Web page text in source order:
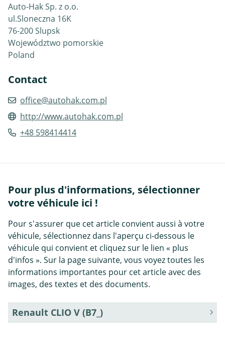
Auto-Hak Sp. z o.o.
ul.Sloneczna 16K
76-200 Slupsk
Województwo pomorskie
Poland
Contact
office@autohak.com.pl
http://www.autohak.com.pl
+48 598414414
Pour plus d'informations, sélectionner
votre véhicule ici !
Pour s'assurer que cet article convient aussi à votre
véhicule, sélectionnez dans l'aperçu ci-dessous le
véhicule qui convient et cliquez sur le lien « plus
d'infos ». Sur la page suivante, vous voyez toutes les
informations importantes pour cet article avec des
images, des textes et des documents.
Renault CLIO V (B7_)